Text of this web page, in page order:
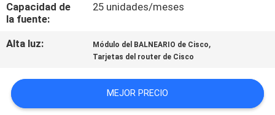
PÓNGASE
EN
NOTICIAS
Capacidad de
la fuente:
25 unidades/meses
Alta luz: Módulo del BALNEARIO de Cisco,
Tarjetas del router de Cisco
MEJOR PRECIO